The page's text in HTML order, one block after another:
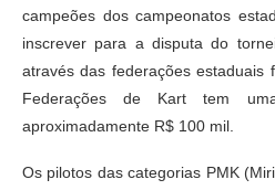
campeões dos campeonatos
inscrever para a disputa do
através das federações estaduais
Federações de Kart tem
aproximadamente R$ 100
Os pilotos das categorias PMK